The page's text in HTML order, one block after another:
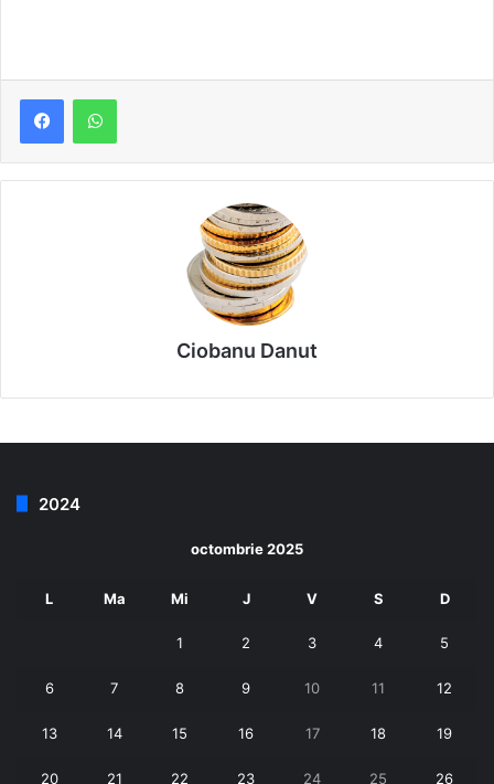
Ciobanu Danut
2024
octombrie 2025
L Ma Mi J V S D
1 2 3 4 5
6 7 8 9 10 11 12
13 14 15 16 17 18 19
20 21 22 23 24 25 26